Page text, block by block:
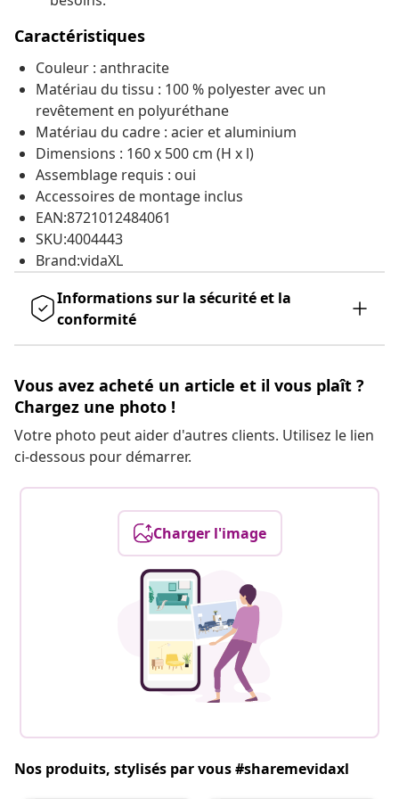
Caractéristiques
Couleur : anthracite
Matériau du tissu : 100 % polyester avec un
revêtement en polyuréthane
Matériau du cadre : acier et aluminium
Dimensions : 160 x 500 cm (H x l)
Assemblage requis : oui
Accessoires de montage inclus
EAN:8721012484061
SKU:4004443
Brand:vidaXL
Informations sur la sécurité et la
conformité
Vous avez acheté un article et il vous plaît ?
Chargez une photo !
Votre photo peut aider d'autres clients. Utilisez le lien
ci-dessous pour démarrer.
Charger l'image
Nos produits, stylisés par vous #sharemevidaxl